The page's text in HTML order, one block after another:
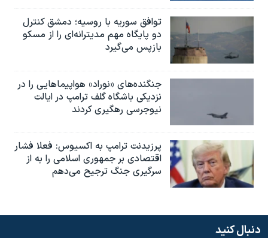
توافق سوریه با روسیه؛ دمشق کنترل
دو پایگاه مهم مدیترانه‌ای را از مسکو
بازپس می‌گیرد
جنگنده‌های «نوراد» هواپیماهایی را در
نزدیکی باشگاه گلف ترامپ در ایالت
نیوجرسی رهگیری کردند
پرزیدنت ترامپ به اکسیوس: فعلا فشار
اقتصادی بر جمهوری اسلامی را به از
سرگیری جنگ ترجیح می‌دهم
دنبال کنید